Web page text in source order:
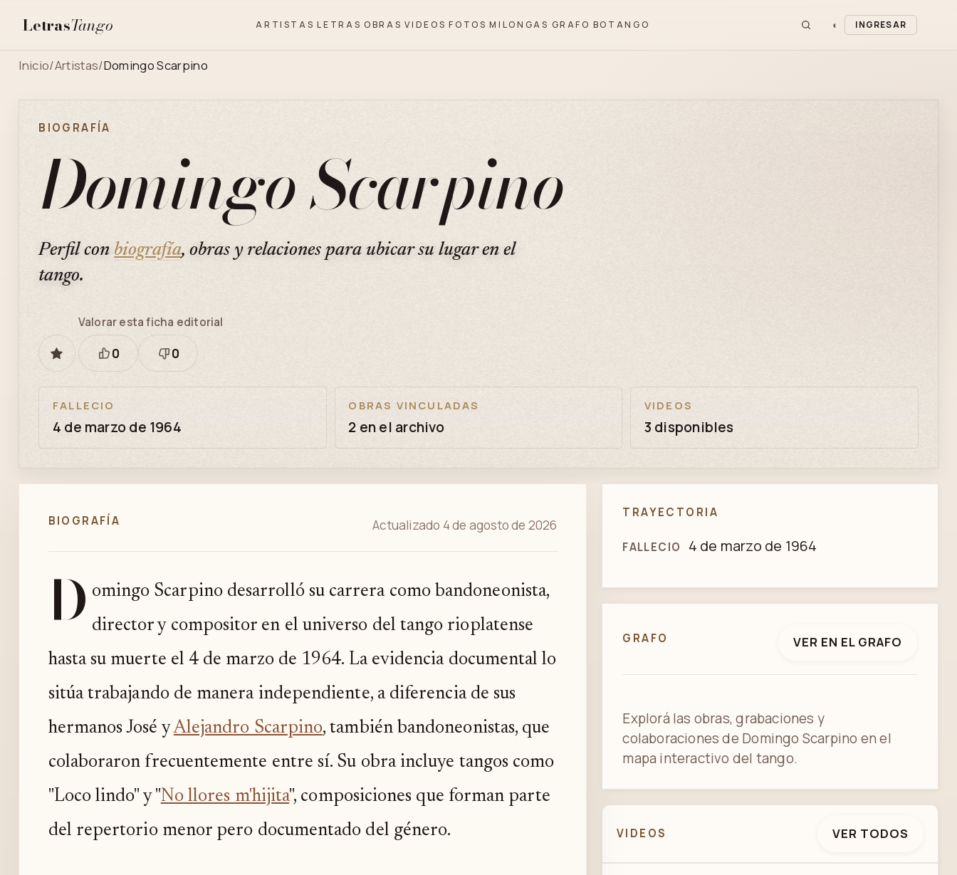
LetrasTango ARTISTAS LETRAS OBRAS VIDEOS FOTOS MILONGAS GRAFO BOTANGO ◐ INGRESAR
Inicio/Artistas/Domingo Scarpino
BIOGRAFÍA
Domingo Scarpino
Perfil con biografía, obras y relaciones para ubicar su lugar en el
tango.
GUARDAR
Valorar esta ficha editorial
Está
0
Necesita
0
FALLECIO
4 de marzo de 1964
OBRAS VINCULADAS
2 en el archivo
VIDEOS
3 disponibles
BIOGRAFÍA Actualizado 4 de agosto de 2026
D omingo Scarpino desarrolló su carrera como bandoneonista,
director y compositor en el universo del tango rioplatense
hasta su muerte el 4 de marzo de 1964. La evidencia documental lo
sitúa trabajando de manera independiente, a diferencia de sus
hermanos José yAlejandro Scarpino, también bandoneonistas, que
colaboraron frecuentemente entre sí. Su obra incluye tangos como
"Loco lindo" y "No llores m'hijita", composiciones que forman parte
del repertorio menor pero documentado del género.
TRAYECTORIA
FALLECIO 4 de marzo de 1964
GRAFO VER EN EL GRAFO
Explorá las obras, grabaciones y
colaboraciones de Domingo Scarpino en el
mapa interactivo del tango.
VIDEOS VER TODOS